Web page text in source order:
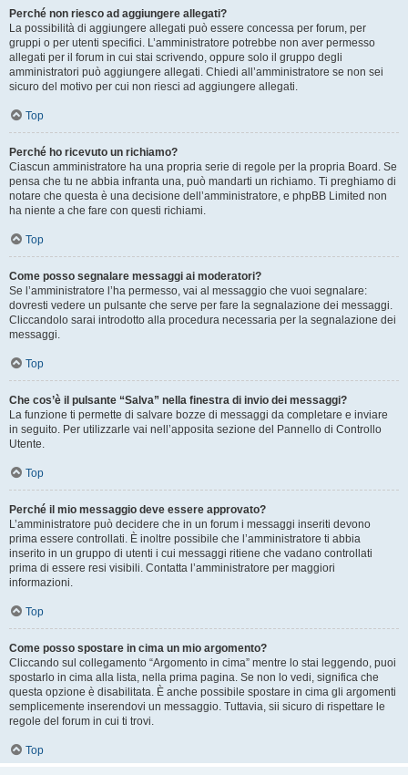
Perché non riesco ad aggiungere allegati?
La possibilità di aggiungere allegati può essere concessa per forum, per
gruppi o per utenti specifici. L’amministratore potrebbe non aver permesso
allegati per il forum in cui stai scrivendo, oppure solo il gruppo degli
amministratori può aggiungere allegati. Chiedi all’amministratore se non sei
sicuro del motivo per cui non riesci ad aggiungere allegati.
Top
Perché ho ricevuto un richiamo?
Ciascun amministratore ha una propria serie di regole per la propria Board. Se
pensa che tu ne abbia infranta una, può mandarti un richiamo. Ti preghiamo di
notare che questa è una decisione dell’amministratore, e phpBB Limited non
ha niente a che fare con questi richiami.
Top
Come posso segnalare messaggi ai moderatori?
Se l’amministratore l’ha permesso, vai al messaggio che vuoi segnalare:
dovresti vedere un pulsante che serve per fare la segnalazione dei messaggi.
Cliccandolo sarai introdotto alla procedura necessaria per la segnalazione dei
messaggi.
Top
Che cos’è il pulsante “Salva” nella finestra di invio dei messaggi?
La funzione ti permette di salvare bozze di messaggi da completare e inviare
in seguito. Per utilizzarle vai nell’apposita sezione del Pannello di Controllo
Utente.
Top
Perché il mio messaggio deve essere approvato?
L’amministratore può decidere che in un forum i messaggi inseriti devono
prima essere controllati. È inoltre possibile che l’amministratore ti abbia
inserito in un gruppo di utenti i cui messaggi ritiene che vadano controllati
prima di essere resi visibili. Contatta l’amministratore per maggiori
informazioni.
Top
Come posso spostare in cima un mio argomento?
Cliccando sul collegamento “Argomento in cima” mentre lo stai leggendo, puoi
spostarlo in cima alla lista, nella prima pagina. Se non lo vedi, significa che
questa opzione è disabilitata. È anche possibile spostare in cima gli argomenti
semplicemente inserendovi un messaggio. Tuttavia, sii sicuro di rispettare le
regole del forum in cui ti trovi.
Top